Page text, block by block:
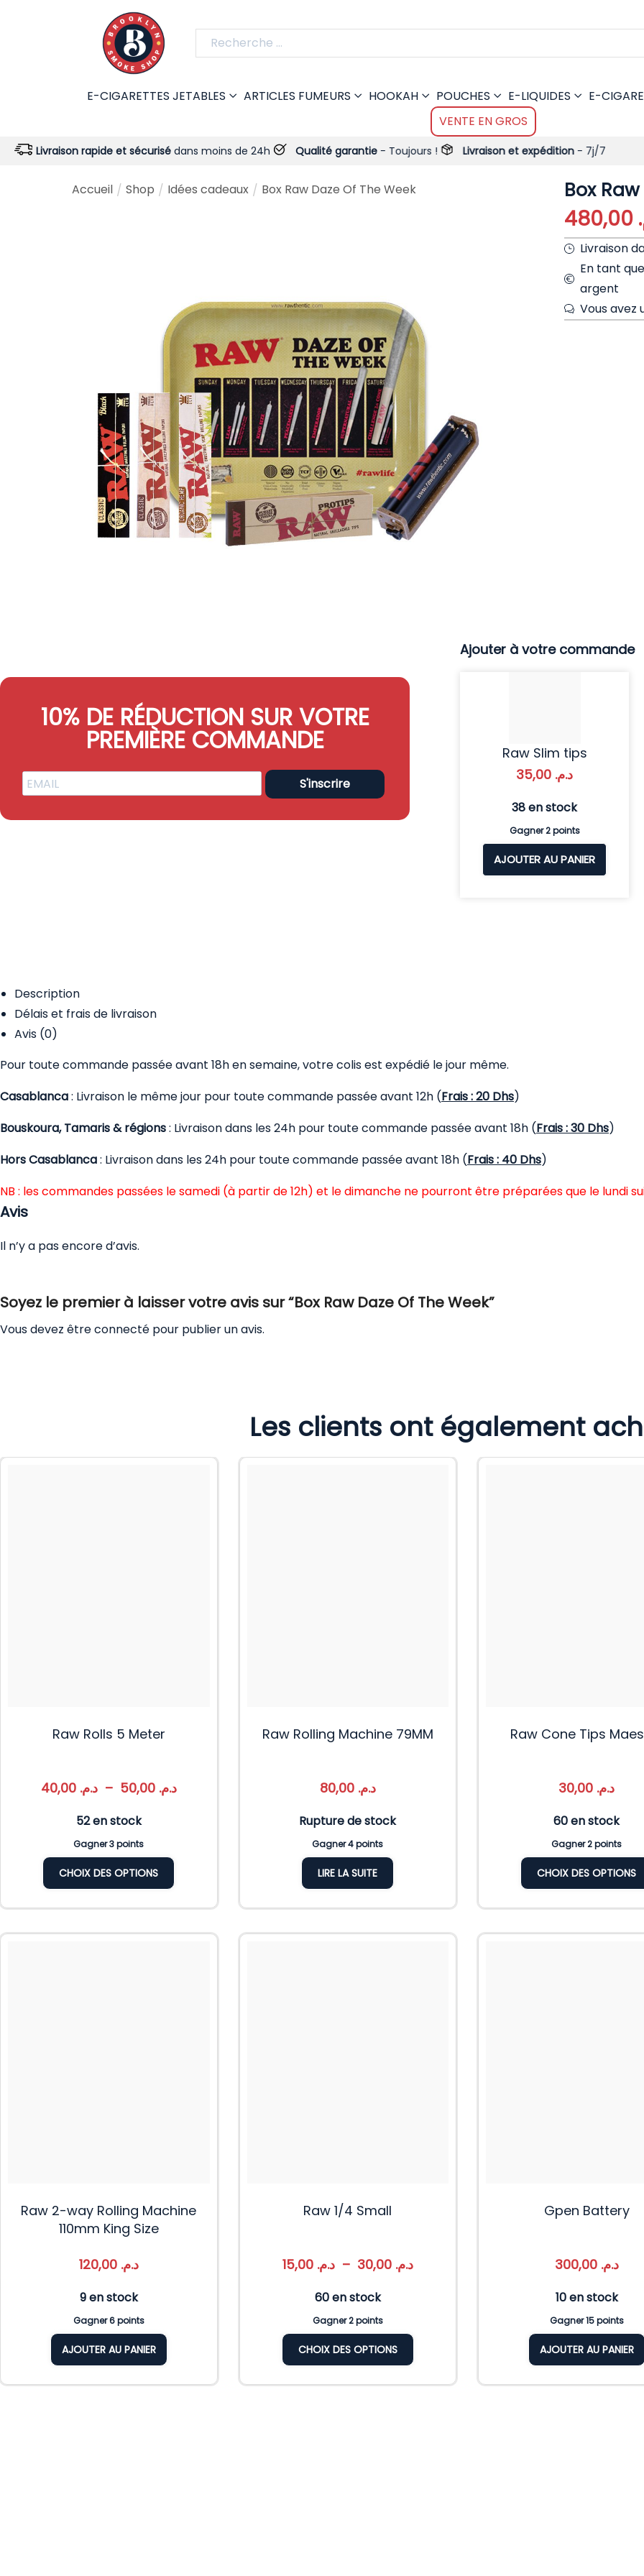
E-CIGARETTES JETABLES ARTICLES FUMEURS HOOKAH POUCHES E-LIQUIDES
E-
VENTE EN GROS
rapide et sécurisédans moins de 24h Qualité garantie- Toujours ! Livraison et expédition- 7j/7
Accueil / Shop / Idées cadeaux / Box Raw Daze Of The Week Box
480,00
Livraison
En tant
argent
Vous avez
10% DE RÉDUCTION SUR VOTRE
PREMIÈRE COMMANDE
S'inscrire
Ajouter à votre commande
Raw Slim tips
د.م.
38 en stock
Gagner 2 points
AJOUTER AU PANIER
Description
Délais et frais de livraison
Avis (0)
Pour toute commande passée avant 18h en semaine, votre colis est expédié le jour même.
Casablanca: Livraison le même jour pour toute commande passée avant 12h (Frais : 20 Dhs)
Bouskoura, Tamaris & régions: Livraison dans les 24h pour toute commande passée avant 18h (Frais : 30 Dhs)
Hors Casablanca: Livraison dans les 24h pour toute commande passée avant 18h (Frais : 40 Dhs)
NB : les commandes passées le samedi (à partir de 12h) et le dimanche ne pourront être préparées que le lundi
Avis
Il n’y a pas encore d’avis.
Soyez le premier à laisser votre avis sur “Box Raw Daze Of The Week”
Vous devez êtreconnecté pour publier un avis.
Les clients ont également
Raw Rolls 5 Meter
د.م. 40,00 – د.م. 50,00
52 en stock
Gagner 3 points
CHOIX DES OPTIONS
Raw Rolling Machine 79MM
د.م. 80,00
Rupture de stock
Gagner 4 points
LIRE LA SUITE
Raw Cone Tips
د.م.
60 en stock
Gagner 2 points
CHOIX DES OPTIONS
Raw 2-way Rolling Machine
110mm King Size
د.م. 120,00
9 en stock
Gagner 6 points
AJOUTER AU PANIER
Raw 1/4 Small
د.م. 15,00 – د.م. 30,00
60 en stock
Gagner 2 points
CHOIX DES OPTIONS
Gpen Battery
د.م. 300,00
10 en stock
Gagner 15 points
AJOUTER AU PANIER